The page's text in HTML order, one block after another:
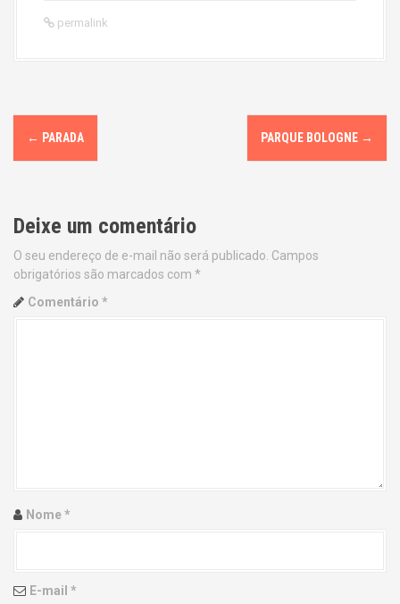
permalink
P
o
t
n
a
i
n
← PARADA PARQUE BOLOGNE →
Deixe um comentário
O seu endereço de e-mail não será publicado. Campos
obrigatórios são marcados com *
Comentário *
Nome*
E-mail *